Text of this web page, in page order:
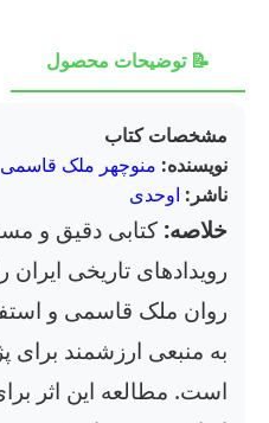
📝 توضیحات محصول
مشخصات کتاب
نویسنده: منوچهر ملک قاسمی
ناشر: اوحدی
خلاصه: کتابی دقیق و
رویدادهای تاریخی
روان ملک قاسمی و
به منبعی ارزشمند برای
است. مطالعه این اثر